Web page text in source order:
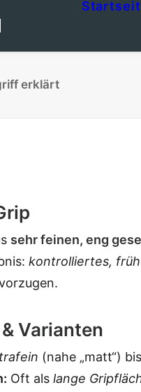
erklärt
sehr feinen, eng
kontrolliertes,
Varianten
(nahe „matt“) bis
Oft als lange